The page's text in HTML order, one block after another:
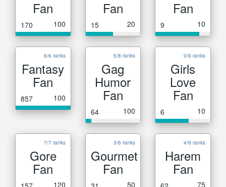
Fan
170 100
Fan
15 20
Fan
9 10
6/6 ranks
Fantasy
Fan
857 100
5/8 ranks
Gag
Humor
Fan
64 100
0/6 ranks
Girls
Love
Fan
6 10
7/7 ranks
Gore
Fan
120
3/6 ranks
Gourmet
Fan
50
4/6 ranks
Harem
Fan
75